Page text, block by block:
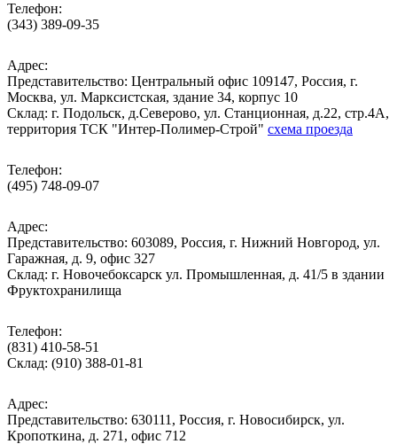
Телефон:
(343) 389-09-35
Адрес:
Представительство: Центральный офис 109147, Россия, г.
Москва, ул. Марксистская, здание 34, корпус 10
Cклад: г. Подольск, д.Северово, ул. Станционная, д.22, стр.4А,
территория ТСК "Интер-Полимер-Строй" схема проезда
Телефон:
(495) 748-09-07
Адрес:
Представительство: 603089, Россия, г. Нижний Новгород, ул.
Гаражная, д. 9, офис 327
Склад: г. Новочебоксарск ул. Промышленная, д. 41/5 в здании
Фруктохранилища
Телефон:
(831) 410-58-51
Склад: (910) 388-01-81
Адрес:
Представительство: 630111, Россия, г. Новосибирск, ул.
Кропоткина, д. 271, офис 712